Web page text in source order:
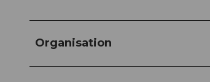
Organisation